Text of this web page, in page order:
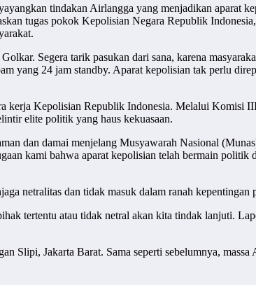
tindakan Airlangga yang menjadikan aparat
tugas pokok Kepolisian Negara Republik
Segera tarik pasukan dari sana, karena
yang 24 jam standby. Aparat kepolisian tak perlu
kerja Kepolisian Republik Indonesia. Melalui Komisi
elite politik yang haus kekuasaan.
dan damai menjelang Musyawarah Nasional
kami bahwa aparat kepolisian telah bermain politik
netralitas dan tidak masuk dalam ranah kepentingan
tertentu atau tidak netral akan kita tindak lanjuti.
Slipi, Jakarta Barat. Sama seperti sebelumnya, massa